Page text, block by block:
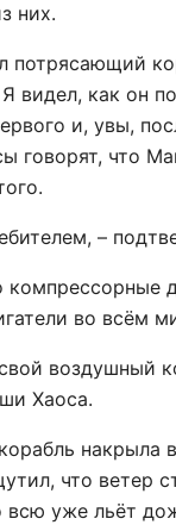
них.
потрясающий
видел, как он
и, увы,
говорят, что
–
компрессорные
во всём
воздушный
Хаоса.
накрыла
что ветер
всю уже льёт